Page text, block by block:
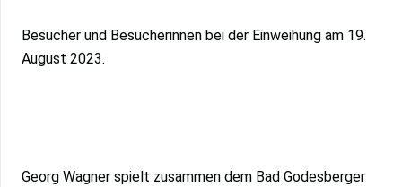
Besucher und Besucherinnen bei der Einweihung am 19.
August 2023.
Georg Wagner spielt zusammen dem Bad Godesberger